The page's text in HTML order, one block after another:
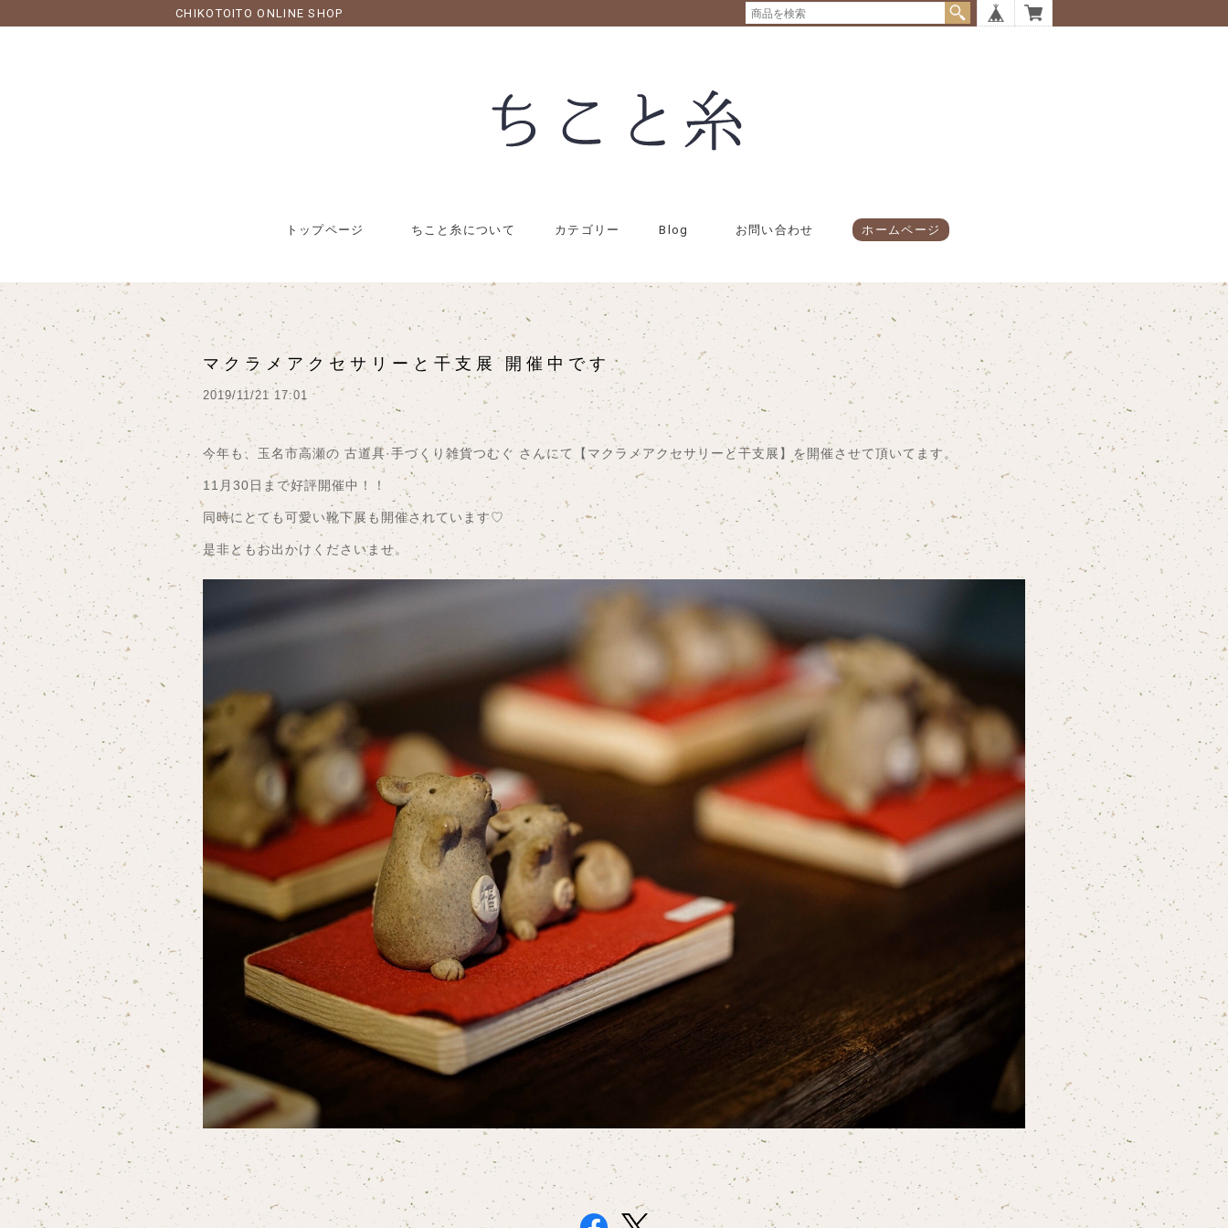
CHIKOTOITO ONLINE SHOP
トップページ ちこと糸について カテゴリー Blog お問い合わせ ホームページ
マクラメアクセサリーと干支展 開催中です
2019/11/21 17:01
今年も、玉名市高瀬の 古道具·手づくり雑貨つむぐ さんにて【マクラメアクセサリーと干支展】を開催させて頂いてます。
11月30日まで好評開催中！！
同時にとても可愛い靴下展も開催されています♡
是非ともお出かけくださいませ。